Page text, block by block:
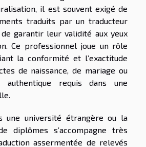
il est souvent exigé de
traduits par un traducteur
garantir leur validité aux yeux
Ce professionnel joue un rôle
la conformité et l’exactitude
de naissance, de mariage ou
requis dans une
une université étrangère ou la
diplômes s’accompagne très
assermentée de relevés